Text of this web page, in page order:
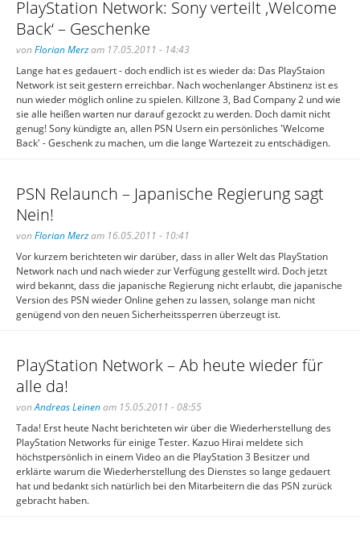
PlayStation Network: Sony verteilt ‚Welcome
Back‘ – Geschenke
von Florian Merzam 17.05.2011 - 14:43
Lange hat es gedauert - doch endlich ist es wieder da: Das PlayStaion
Network ist seit gestern erreichbar. Nach wochenlanger Abstinenz ist es
nun wieder möglich online zu spielen. Killzone 3, Bad Company 2 und wie
sie alle heißen warten nur darauf gezockt zu werden. Doch damit nicht
genug! Sony kündigte an, allen PSN Usern ein persönliches 'Welcome
Back' - Geschenk zu machen, um die lange Wartezeit zu entschädigen.
PSN Relaunch – Japanische Regierung sagt
Nein!
von Florian Merzam 16.05.2011 - 10:41
Vor kurzem berichteten wir darüber, dass in aller Welt das PlayStation
Network nach und nach wieder zur Verfügung gestellt wird. Doch jetzt
wird bekannt, dass die japanische Regierung nicht erlaubt, die japanische
Version des PSN wieder Online gehen zu lassen, solange man nicht
genügend von den neuen Sicherheitssperren überzeugt ist.
PlayStation Network – Ab heute wieder für
alle da!
vonAndreas Leinenam 15.05.2011 - 08:55
Tada! Erst heute Nacht berichteten wir über die Wiederherstellung des
PlayStation Networks für einige Tester. Kazuo Hirai meldete sich
höchstpersönlich in einem Video an die PlayStation 3 Besitzer und
erklärte warum die Wiederherstellung des Dienstes so lange gedauert
hat und bedankt sich natürlich bei den Mitarbeitern die das PSN zurück
gebracht haben.